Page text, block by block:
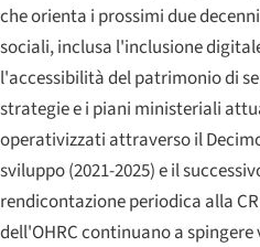
che orienta i prossimi due
sociali, inclusa l'inclusione
l'accessibilità del patrimonio di
strategie e i piani ministeriali
operativizzati attraverso il
sviluppo (2021-2025) e il
rendicontazione periodica alla
dell'OHRC continuano a spingere